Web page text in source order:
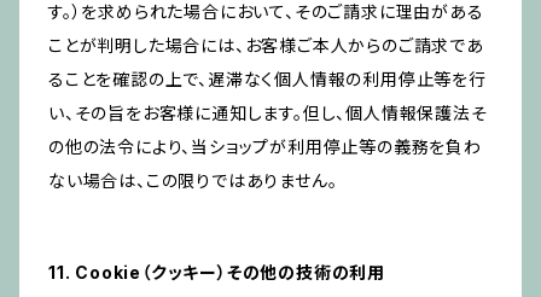
す。）を求められた場合において、そのご請求に理由がある
ことが判明した場合には、お客様ご本人からのご請求であ
ることを確認の上で、遅滞なく個人情報の利用停止等を行
い、その旨をお客様に通知します。但し、個人情報保護法そ
の他の法令により、当ショップが利用停止等の義務を負わ
ない場合は、この限りではありません。
11. Cookie（クッキー）その他の技術の利用